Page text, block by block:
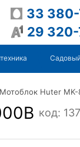
33
29
Мотоблок Huter MK-
код: